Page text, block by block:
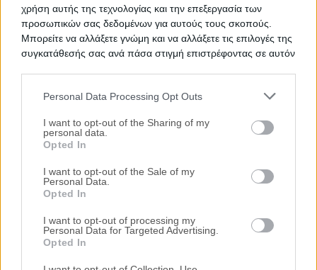
χρήση αυτής της τεχνολογίας και την επεξεργασία των
προσωπικών σας δεδομένων για αυτούς τους σκοπούς.
Μπορείτε να αλλάξετε γνώμη και να αλλάξετε τις επιλογές της
συγκατάθεσής σας ανά πάσα στιγμή επιστρέφοντας σε αυτόν
services and may gather and store information including but
not limited to your visit or usage behaviour. You may click to
grant or deny consent to Google and its third-party tags to
use your data for below specified purposes in below Google
consent section.
Personal Data Processing Opt Outs
I want to opt-out of the Sharing of my
personal data.
Opted In
I want to opt-out of the Sale of my
Personal Data.
Opted In
I want to opt-out of processing my
Personal Data for Targeted Advertising.
Opted In
Ακίνητα Κατοικίες Διαμέρισμα Επαγγελματικοί Χώροι
Κατάστημα
Γραφεία
Τοπική Αναζήτηση
Νομός Αττικής
Καβάλα
Βούλα Βουλιαγμένη